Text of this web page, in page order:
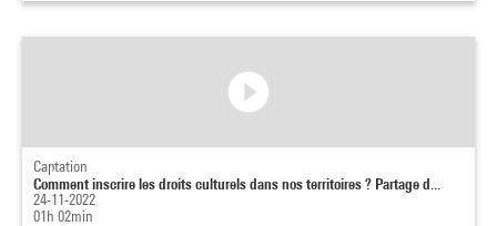
Captation
Comment inscrire les droits culturels dans nos territoires ? Partage d...
24-11-2022
01h 02min